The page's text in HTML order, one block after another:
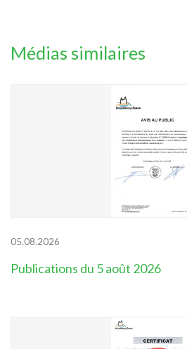
Médias similaires
05.08.2026
Publications du 5 août 2026